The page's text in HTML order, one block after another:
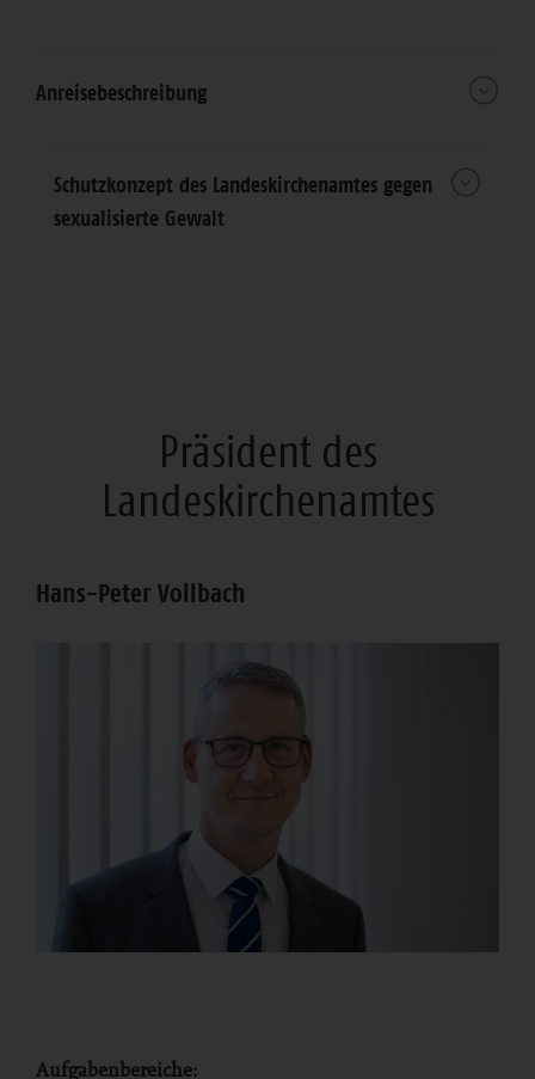
Anreisebeschreibung
Schutzkonzept des Landeskirchenamtes gegen
sexualisierte Gewalt
Präsident des
Landeskirchenamtes
Hans-Peter Vollbach
Aufgabenbereiche: